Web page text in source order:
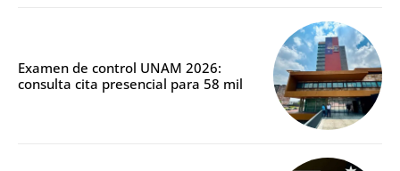
Examen de control UNAM 2026:
consulta cita presencial para 58 mil